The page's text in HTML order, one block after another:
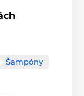
Šampóny